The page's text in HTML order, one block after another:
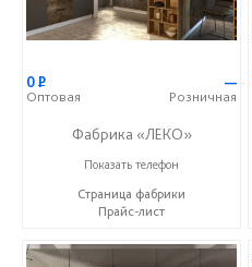
0Р
Оптовая
—
Розничная
Фабрика «ЛЕКО»
+7 (800) 222-93-90
Показать телефон
Страница фабрики
Прайс-лист